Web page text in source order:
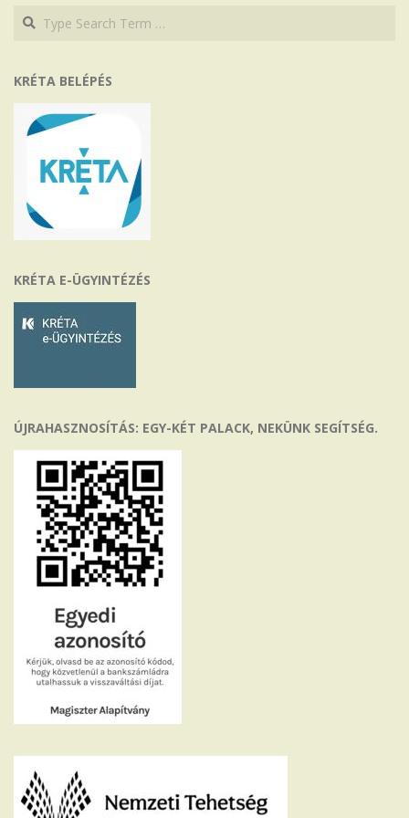
Search
Search
KRÉTA BELÉPÉS
KRÉTA E-ÜGYINTÉZÉS
ÚJRAHASZNOSÍTÁS: EGY-KÉT PALACK, NEKÜNK SEGÍTSÉG.